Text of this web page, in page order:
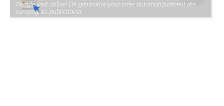
Google veut utiliser l'IA générative pour créer automatiquement des
campagnes publicitaires